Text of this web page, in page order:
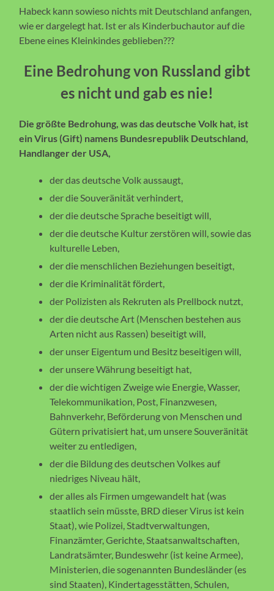
Habeck kann sowieso nichts mit Deutschland anfangen,
wie er dargelegt hat. Ist er als Kinderbuchautor auf die
Ebene eines Kleinkindes geblieben???
Eine Bedrohung von Russland gibt
es nicht und gab es nie!
Die größte Bedrohung, was das deutsche Volk hat, ist
ein Virus (Gift) namens Bundesrepublik Deutschland,
Handlanger der USA,
der das deutsche Volk aussaugt,
der die Souveränität verhindert,
der die deutsche Sprache beseitigt will,
der die deutsche Kultur zerstören will, sowie das
kulturelle Leben,
der die menschlichen Beziehungen beseitigt,
der die Kriminalität fördert,
der Polizisten als Rekruten als Prellbock nutzt,
der die deutsche Art (Menschen bestehen aus
Arten nicht aus Rassen) beseitigt will,
der unser Eigentum und Besitz beseitigen will,
der unsere Währung beseitigt hat,
der die wichtigen Zweige wie Energie, Wasser,
Telekommunikation, Post, Finanzwesen,
Bahnverkehr, Beförderung von Menschen und
Gütern privatisiert hat, um unsere Souveränität
weiter zu entledigen,
der die Bildung des deutschen Volkes auf
niedriges Niveau hält,
der alles als Firmen umgewandelt hat (was
staatlich sein müsste, BRD dieser Virus ist kein
Staat), wie Polizei, Stadtverwaltungen,
Finanzämter, Gerichte, Staatsanwaltschaften,
Landratsämter, Bundeswehr (ist keine Armee),
Ministerien, die sogenannten Bundesländer (es
sind Staaten), Kindertagesstätten, Schulen,